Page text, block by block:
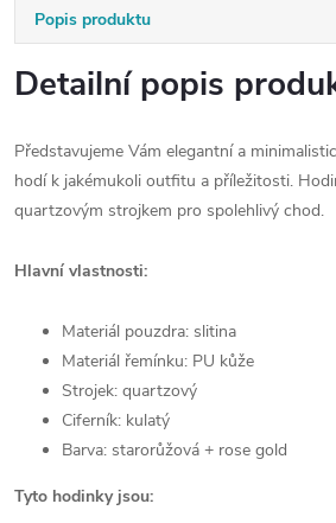
Popis produktu
Detailní popis
Představujeme Vám elegantní a
hodí k jakémukoli outfitu a příležitosti.
quartzovým strojkem pro spolehlivý chod.
Hlavní vlastnosti:
Materiál pouzdra: slitina
Materiál řemínku: PU kůže
Strojek: quartzový
Ciferník: kulatý
Barva: starorůžová + rose gold
Tyto hodinky jsou: